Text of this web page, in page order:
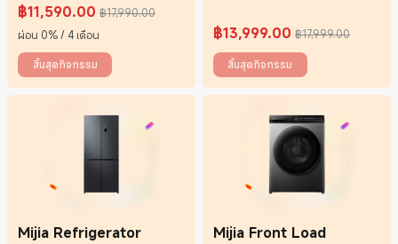
฿11,590.00
Current Price ฿11590
฿17,990.00
ราคาโปรโมชั่น ฿17,990.00
ผ่อน 0% / 4 เดือน
สิ้นสุดกิจกรรม
฿13,999.00
Current Price ฿13999
฿17,999.00
ราคาโปรโมชั่น ฿17,999.00
สิ้นสุดกิจกรรม
Mijia Refrigerator
Mijia Front Load